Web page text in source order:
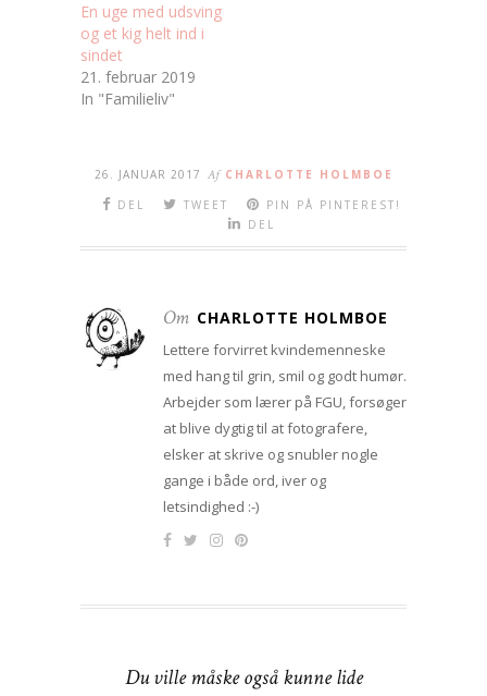
En uge med udsving
og et kig helt ind i
sindet
21. februar 2019
In "Familieliv"
26. JANUAR 2017 Af CHARLOTTE HOLMBOE
DEL
TWEET
PIN PÅ PINTEREST!
DEL
Om CHARLOTTE HOLMBOE
Lettere forvirret kvindemenneske
med hang til grin, smil og godt humør.
Arbejder som lærer på FGU, forsøger
at blive dygtig til at fotografere,
elsker at skrive og snubler nogle
gange i både ord, iver og
letsindighed :-)
Du ville måske også kunne lide